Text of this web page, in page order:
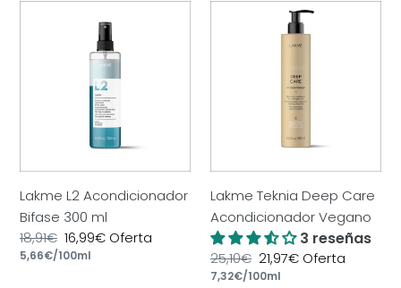
Acondicionador
Lakme L2 Acondicionador
Bifase 300 ml
Precio
habitual
18,91€ Precio
de
16,99€ Oferta
Precio
5,66€/por
100ml
Acondicionador
Lakme Teknia Deep Care
Acondicionador Vegano
3 reseñas
Precio
habitual
25,10€ Precio
de
21,97€ Oferta
Precio
7,32€/por
100ml